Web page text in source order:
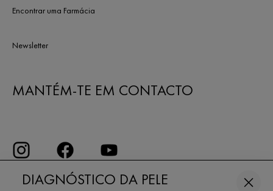
DIAGNÓSTICO DA PELE
Encontrar uma Farmácia
Newsletter
MANTÉM-TE EM CONTACTO